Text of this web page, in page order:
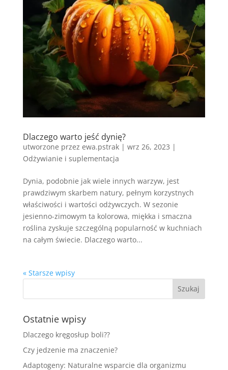
Dlaczego warto jeść dynię?
utworzone przez ewa.pstrak| wrz 26, 2023 |
Odżywianie i suplementacja
Dynia, podobnie jak wiele innych warzyw, jest
prawdziwym skarbem natury, pełnym korzystnych
właściwości i wartości odżywczych. W sezonie
jesienno-zimowym ta kolorowa, miękka i smaczna
roślina zyskuje szczególną popularność w kuchniach
na całym świecie. Dlaczego warto...
« Starsze wpisy
Ostatnie wpisy
Dlaczego kręgosłup boli??
Czy jedzenie ma znaczenie?
Adaptogeny: Naturalne wsparcie dla organizmu